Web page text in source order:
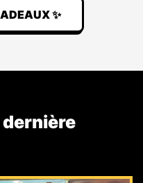
✨
dernière